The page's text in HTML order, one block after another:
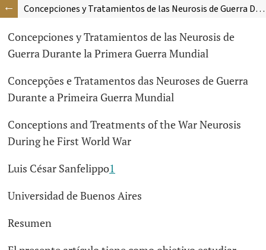
Concepciones y Tratamientos de las Neurosis de Guerra Durante la Primera Guerra Mundial